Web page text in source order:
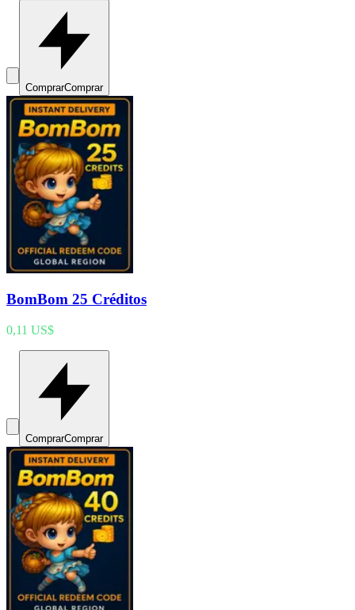
ComprarComprar
BomBom 25 Créditos
0,11 US$
ComprarComprar